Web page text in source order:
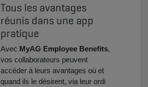
Tous les avantages
réunis dans une app
pratique
Avec MyAG Employee Benefits,
vos collaborateurs peuvent
accéder à leurs avantages où et
quand ils le désirent, via leur ordi